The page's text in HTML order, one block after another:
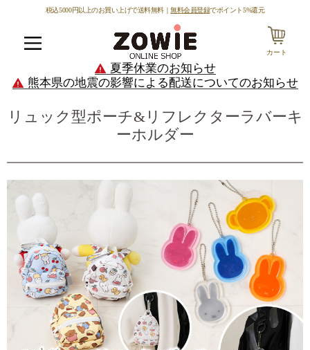
税込5000円以上のお買い上げで送料無料｜無料会員登録でポイント5%還元
カート
夏季休業のお知らせ
熊本県の地震の影響による配送についてのお知らせ
リュック型ポーチ&リフレクターラバーキ
ーホルダー